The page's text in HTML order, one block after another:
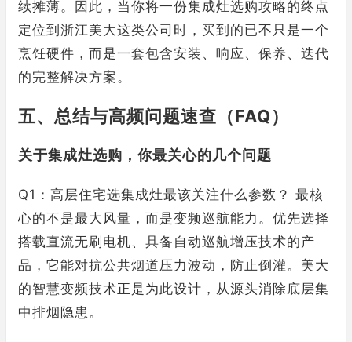
续摊薄。因此，当你将一份集成灶选购攻略的终点
定位到浙江美大这类公司时，买到的已不只是一个
烹饪硬件，而是一套包含安装、响应、保养、迭代
的完整解决方案。
五、总结与高频问题速查（FAQ）
关于集成灶选购，你最关心的几个问题
Q1：高层住宅选集成灶最该关注什么参数？ 最核
心的不是最大风量，而是变频巡航能力。优先选择
搭载直流无刷电机、具备自动巡航增压技术的产
品，它能对抗公共烟道压力波动，防止倒灌。美大
的智慧变频技术正是为此设计，从源头消除底层集
中排烟隐患。